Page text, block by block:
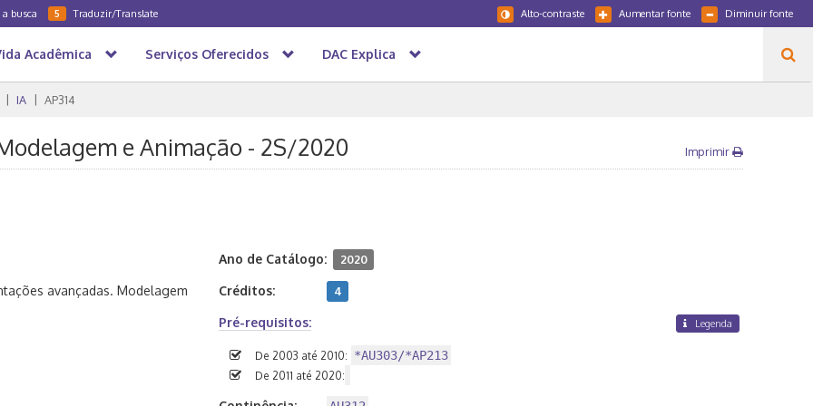
busca 5 Traduzir/Translate Diminuir fonte
Aumentar fonte
Alto-contraste
Acadêmica Serviços Oferecidos DAC Explica
IA AP314
e Animação - 2S/2020 Imprimir
avançadas. Modelagem
Ano de Catálogo: 2020
Créditos: 4
Pré-requisitos: Legenda
De 2003 até 2010: *AU303/*AP213
De 2011 até 2020: